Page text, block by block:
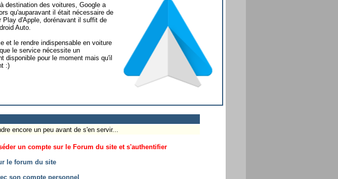
destination des voitures, Google a
qu'auparavant il était nécessaire de
Play d'Apple, dorénavant il suffit de
Auto.
et le rendre indispensable en voiture
le service nécessite un
disponible pour le moment mais qu'il
:)
encore un peu avant de s'en servir...
un compte sur le Forum du site et s'authentifier
le forum du site
son compte personnel